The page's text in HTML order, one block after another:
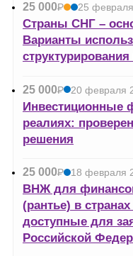
25 000Р
УБ.
25
Страны СНГ –
Варианты
структурирования
25 000Р
УБ.
20 февраля
Инвестиционные
реалиях:
решения
25 000Р
УБ.
18 февраля
ВНЖ для
(рантье) в
доступные для
Российской